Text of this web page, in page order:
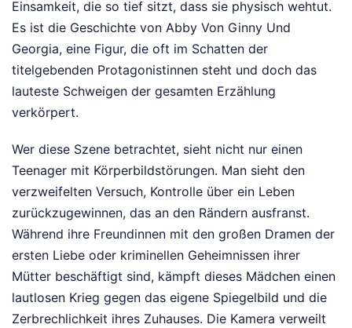
Einsamkeit, die so tief sitzt, dass sie physisch wehtut.
Es ist die Geschichte von Abby Von Ginny Und
Georgia, eine Figur, die oft im Schatten der
titelgebenden Protagonistinnen steht und doch das
lauteste Schweigen der gesamten Erzählung
verkörpert.
Wer diese Szene betrachtet, sieht nicht nur einen
Teenager mit Körperbildstörungen. Man sieht den
verzweifelten Versuch, Kontrolle über ein Leben
zurückzugewinnen, das an den Rändern ausfranst.
Während ihre Freundinnen mit den großen Dramen der
ersten Liebe oder kriminellen Geheimnissen ihrer
Mütter beschäftigt sind, kämpft dieses Mädchen einen
lautlosen Krieg gegen das eigene Spiegelbild und die
Zerbrechlichkeit ihres Zuhauses. Die Kamera verweilt